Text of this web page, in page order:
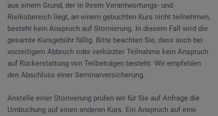
aus einem Grund, der in Ihrem Verantwortungs- und
Risikobereich liegt, an einem gebuchten Kurs nicht teilnehmen,
besteht kein Anspruch auf Stornierung. In diesem Fall wird die
gesamte Kursgebühr fällig. Bitte beachten Sie, dass auch bei
vorzeitigem Abbruch oder verkürzter Teilnahme kein Anspruch
auf Rückerstattung von Teilbeträgen besteht. Wir empfehlen
den Abschluss einer Seminarversicherung.
Anstelle einer Stornierung prüfen wir für Sie auf Anfrage die
Umbuchung auf einen anderen Kurs. Ein Anspruch auf eine